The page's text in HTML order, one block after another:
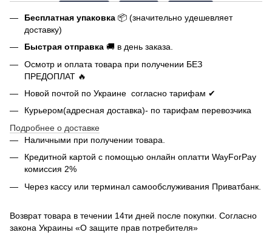
Бесплатная упаковка 📦 (значительно удешевляет
доставку)
Быстрая отправка 🚚 в день заказа.
Осмотр и оплата товара при получении БЕЗ
ПРЕДОПЛАТ 🔥
Новой почтой по Украине согласно тарифам ✔
Курьером(адресная доставка)- по тарифам перевозчика
Подробнее о доставке
Наличными при получении товара.
Кредитной картой с помощью онлайн оплатти WayForPay
комиссия 2%
Через кассу или терминал самообслуживания Приватбанк.
Возврат товара в течении 14ти дней после покупки. Согласно
закона Украины «О защите прав потребителя»